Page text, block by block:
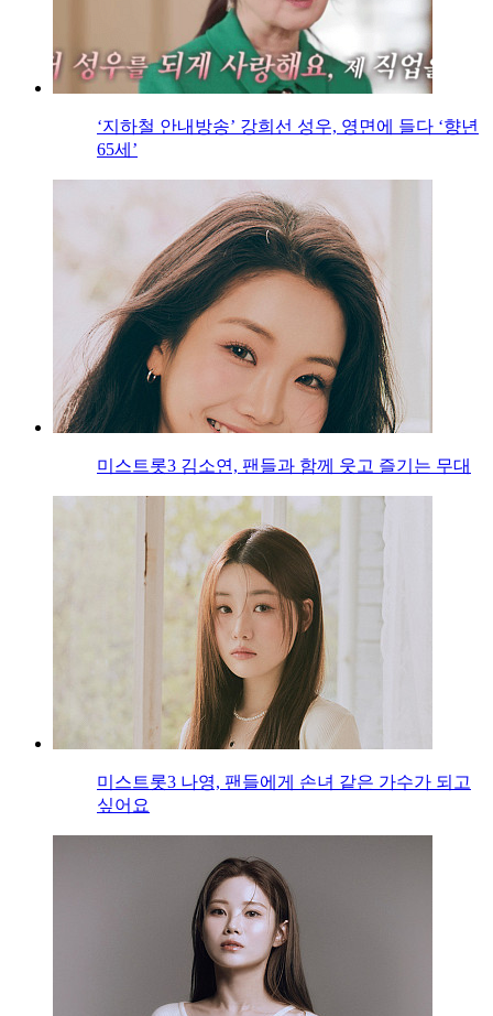
‘지하철 안내방송’ 강희선 성우, 영면에 들다 ‘향년
65세’
미스트롯3 김소연, 팬들과 함께 웃고 즐기는 무대
미스트롯3 나영, 팬들에게 손녀 같은 가수가 되고
싶어요